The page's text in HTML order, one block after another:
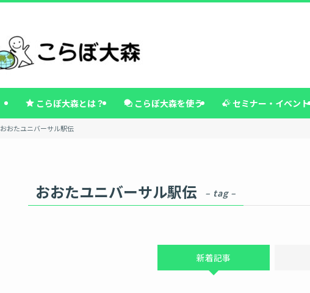
こらぼ大森とは？ こらぼ大森を使う セミナー・イベント
おおたユニバーサル駅伝
おおたユニバーサル駅伝 – tag –
新着記事